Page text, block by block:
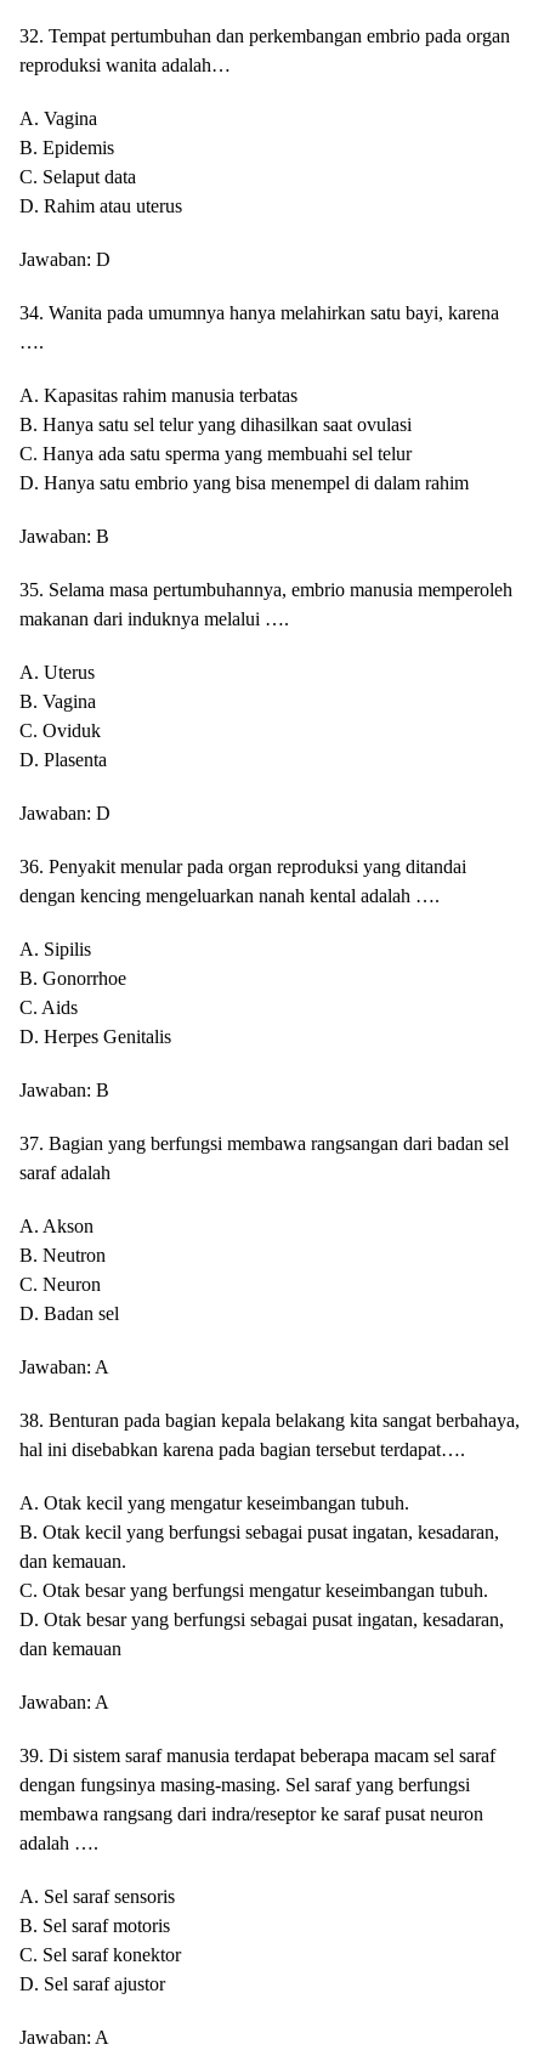
32. Tempat pertumbuhan dan perkembangan embrio pada organ
reproduksi wanita adalah…
A. Vagina
B. Epidemis
C. Selaput data
D. Rahim atau uterus
Jawaban: D
34. Wanita pada umumnya hanya melahirkan satu bayi, karena
….
A. Kapasitas rahim manusia terbatas
B. Hanya satu sel telur yang dihasilkan saat ovulasi
C. Hanya ada satu sperma yang membuahi sel telur
D. Hanya satu embrio yang bisa menempel di dalam rahim
Jawaban: B
35. Selama masa pertumbuhannya, embrio manusia memperoleh
makanan dari induknya melalui ….
A. Uterus
B. Vagina
C. Oviduk
D. Plasenta
Jawaban: D
36. Penyakit menular pada organ reproduksi yang ditandai
dengan kencing mengeluarkan nanah kental adalah ….
A. Sipilis
B. Gonorrhoe
C. Aids
D. Herpes Genitalis
Jawaban: B
37. Bagian yang berfungsi membawa rangsangan dari badan sel
saraf adalah
A. Akson
B. Neutron
C. Neuron
D. Badan sel
Jawaban: A
38. Benturan pada bagian kepala belakang kita sangat berbahaya,
hal ini disebabkan karena pada bagian tersebut terdapat….
A. Otak kecil yang mengatur keseimbangan tubuh.
B. Otak kecil yang berfungsi sebagai pusat ingatan, kesadaran,
dan kemauan.
C. Otak besar yang berfungsi mengatur keseimbangan tubuh.
D. Otak besar yang berfungsi sebagai pusat ingatan, kesadaran,
dan kemauan
Jawaban: A
39. Di sistem saraf manusia terdapat beberapa macam sel saraf
dengan fungsinya masing-masing. Sel saraf yang berfungsi
membawa rangsang dari indra/reseptor ke saraf pusat neuron
adalah ….
A. Sel saraf sensoris
B. Sel saraf motoris
C. Sel saraf konektor
D. Sel saraf ajustor
Jawaban: A